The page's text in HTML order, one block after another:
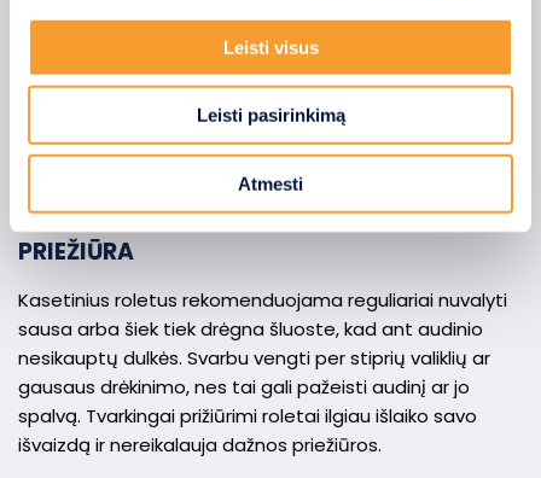
bei skelbimus, teikti visuomeninės medijos funkcijas ir
analizuoti srautą. Be to, svetainės naudojimo informaciją
bendriname su visuomeninės medijos, reklamavimo ir
analizės partneriais, kurie gali ją pridėti prie kitos jūsų
pateiktos arba naudojant paslaugas surinktos
informacijos.
Leisti visus
Leisti pasirinkimą
Atmesti
ILGAAMŽIŠKUMAS
Kad kasetiniai roletai ilgai išliktų tvarkingi ir patogūs
naudoti, svarbu tinkama jų priežiūra bei kokybiškos
medžiagos. Šie roletai nereikalauja sudėtingos
priežiūros, tačiau keli paprasti įpročiai gali padėti ilgiau
išsaugoti jų estetiškumą bei sklandų veikimą.
PRIEŽIŪRA
Kasetinius roletus rekomenduojama reguliariai nuvalyti
sausa arba šiek tiek drėgna šluoste, kad ant audinio
nesikauptų dulkės. Svarbu vengti per stiprių valiklių ar
gausaus drėkinimo, nes tai gali pažeisti audinį ar jo
spalvą. Tvarkingai prižiūrimi roletai ilgiau išlaiko savo
išvaizdą ir nereikalauja dažnos priežiūros.